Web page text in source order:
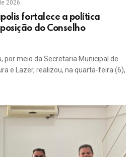
2026
fortalece a política
do Conselho
por meio da Secretaria Municipal de
e Lazer, realizou, na quarta-feira (6),